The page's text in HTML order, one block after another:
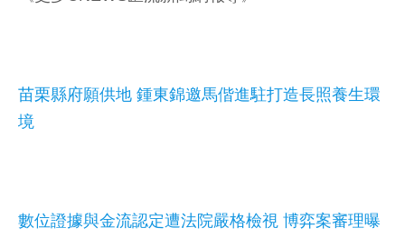
苗栗縣府願供地 鍾東錦邀馬偕進駐打造長照養生環
境
數位證據與金流認定遭法院嚴格檢視 博弈案審理曝